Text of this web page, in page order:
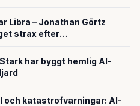
Libra – Jonathan Görtz
strax efter
har byggt hemlig AI-
och katastrofvarningar: AI-